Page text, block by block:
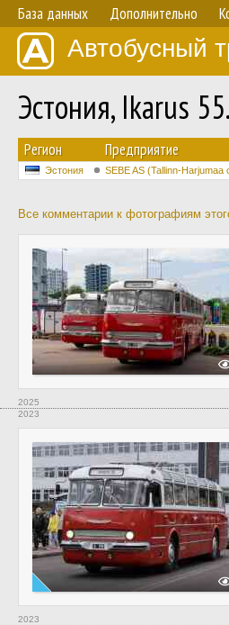
База данных Дополнительно
Автобусный
Эстония, Ikarus
Регион Предприятие
Эстония SEBE AS (Tallinn-Harjumaa
Все комментарии к фотографиям
2025
2023
2023